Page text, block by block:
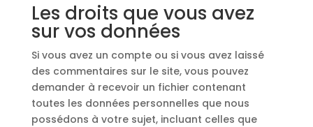
Les droits que vous avez
sur vos données
Si vous avez un compte ou si vous avez laissé
des commentaires sur le site, vous pouvez
demander à recevoir un fichier contenant
toutes les données personnelles que nous
possédons à votre sujet, incluant celles que